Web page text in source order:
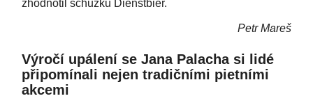
zhodnotil schůzku Dienstbier.
Petr Mareš
Výročí upálení se Jana Palacha si lidé
připomínali nejen tradičními pietními
akcemi